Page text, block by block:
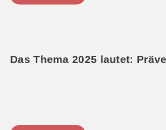
Das Thema 2025 lautet: